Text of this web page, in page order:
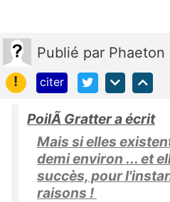
Publié par Phaeton
!
citer
PoilÃ Gratter a écrit
Mais si elles
demi environ ... et
succès, pour
raisons !